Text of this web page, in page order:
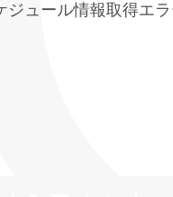
ジュール情報取得エ